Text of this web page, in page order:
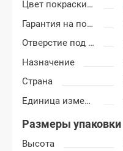
Цвет покраски ВАЗ 2113, 2114, 2115
Гарантия на покраску
Отверстие под ПТФ
Назначение
Страна
Единица измерения
Размеры упаковки
Высота